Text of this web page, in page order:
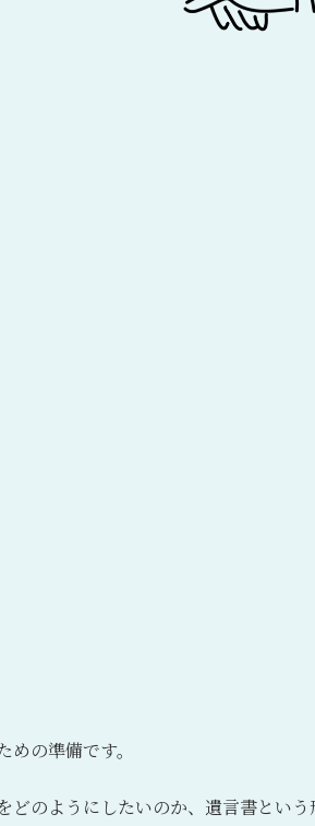
の準備です。
どのようにしたいのか、遺言書という